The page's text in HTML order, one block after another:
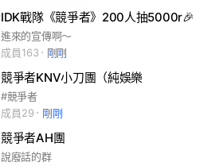
IDK戰隊《競爭者》200人抽5000r🎉
進來的宣傳啊～
成員163
剛剛
競爭者KNV小刀團（純娛樂
#競爭者
成員29
剛剛
競爭者AH團
說廢話的群